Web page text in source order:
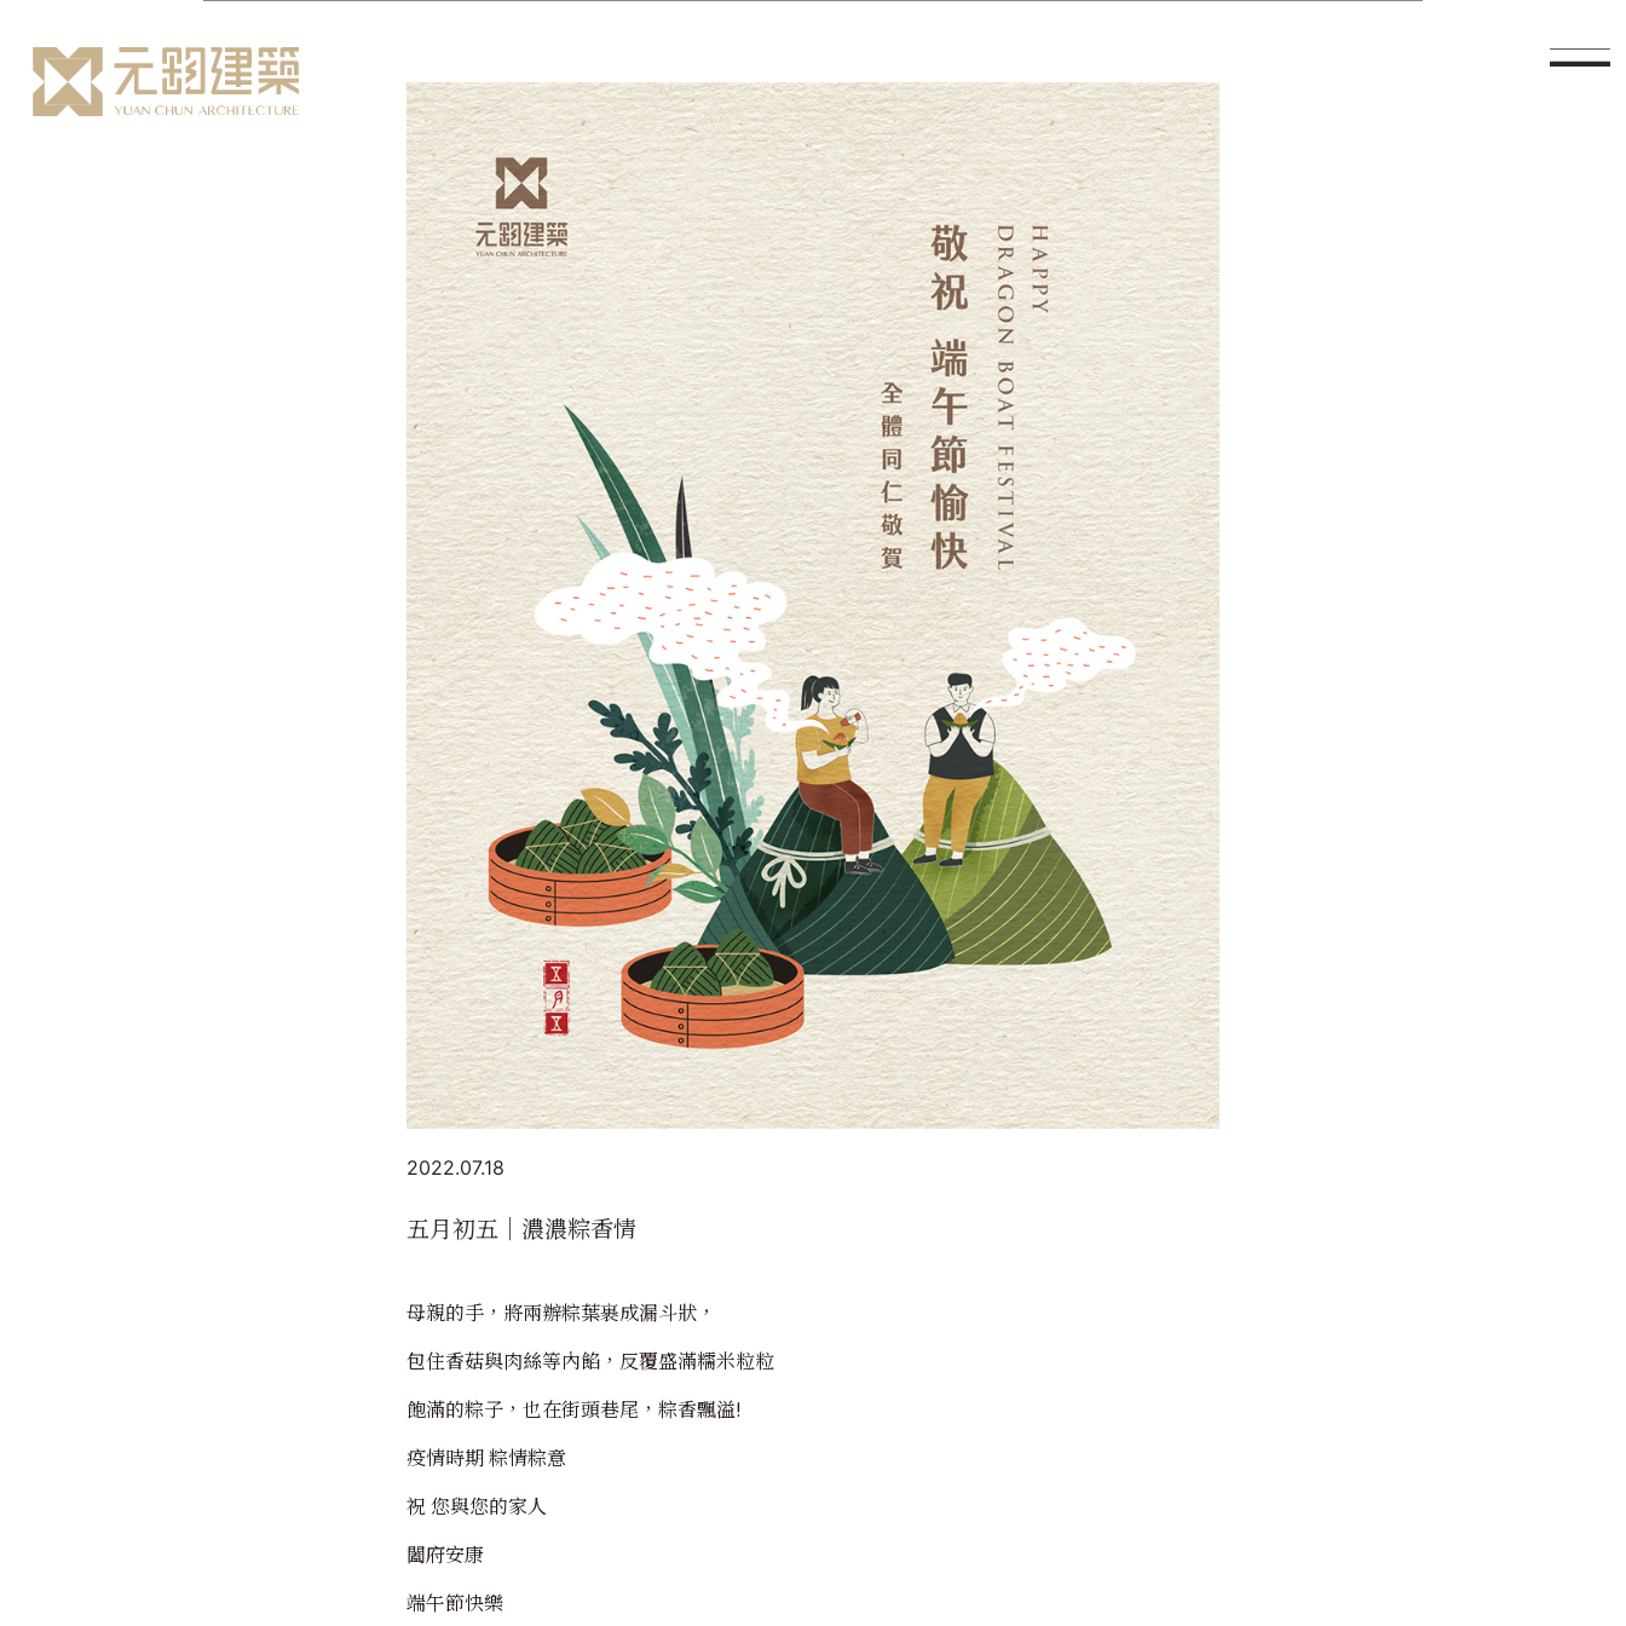
2022.07.18
五月初五｜濃濃粽香情
母親的手，將兩辦粽葉裹成漏斗狀，
包住香菇與肉絲等內餡，反覆盛滿糯米粒粒
飽滿的粽子，也在街頭巷尾，粽香飄溢!
疫情時期 粽情粽意
祝 您與您的家人
闔府安康
端午節快樂